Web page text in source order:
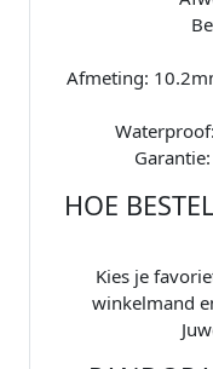
0
a
t
a
l
Afmeting:
HOE
Kies je
winkelmand